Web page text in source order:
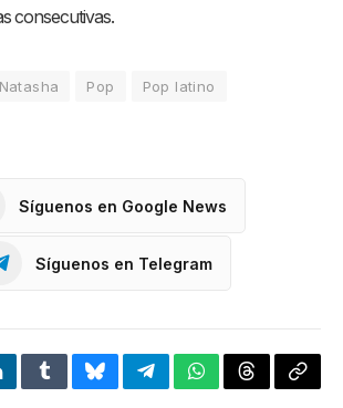
consecutivas.
Pop
Pop latino
Síguenos en Google News
Síguenos en Telegram
TumblrBlueskyTelegramWhatsApp
Threads